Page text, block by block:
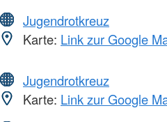
Jugendrotkreuz
Karte: Link zur Google
Jugendrotkreuz
Karte: Link zur Google